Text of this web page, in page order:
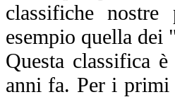
classifiche nostre
esempio quella
Questa classifica
anni fa. Per i